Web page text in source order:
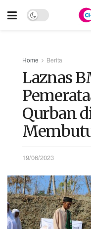
Home Berita
Laznas
Qurban
19/06/2023